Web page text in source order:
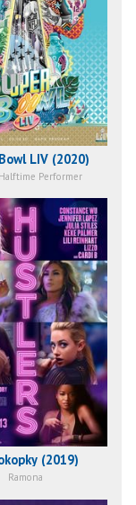
LIV (2020)
Performer
(2019)
Ramona